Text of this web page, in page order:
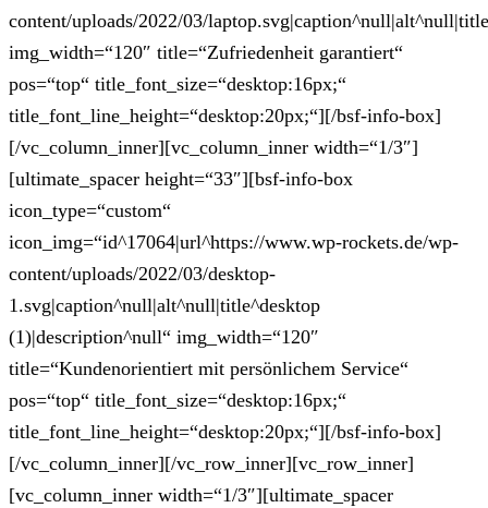
content/uploads/2022/03/
img_width=“120″ title=“Zufriedenheit garantiert“
pos=“top“ title_font_size=“desktop:16px;“
title_font_line_height=“desktop:20px;“][/bsf-info-box]
[/vc_column_inner][vc_column_inner width=“1/3″]
[ultimate_spacer height=“33″][bsf-info-box
icon_type=“custom“
icon_img=“id^17064|url^https://www.wp-rockets.de/wp-
content/uploads/2022/03/desktop-
1.svg|caption^null|alt^null|title^desktop
(1)|description^null“ img_width=“120″
title=“Kundenorientiert mit persönlichem Service“
pos=“top“ title_font_size=“desktop:16px;“
title_font_line_height=“desktop:20px;“][/bsf-info-box]
[/vc_column_inner][/vc_row_inner][vc_row_inner]
[vc_column_inner width=“1/3″][ultimate_spacer